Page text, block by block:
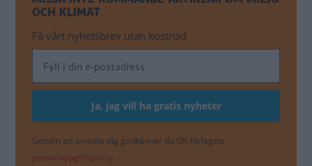
OCH KLIMAT
Få vårt nyhetsbrev utan kostnad
Genom att anmäla dig godkänner du OK-förlagets
personuppgiftspolicy.